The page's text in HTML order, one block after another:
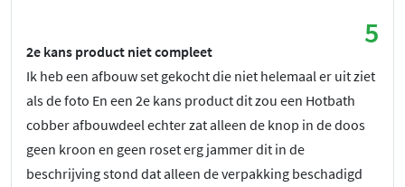
5
2e kans product niet compleet
Ik heb een afbouw set gekocht die niet helemaal er uit ziet
als de foto En een 2e kans product dit zou een Hotbath
cobber afbouwdeel echter zat alleen de knop in de doos
geen kroon en geen roset erg jammer dit in de
beschrijving stond dat alleen de verpakking beschadigd